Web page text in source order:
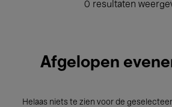
0 resultaten
Afgelopen
Helaas niets te zien voor de